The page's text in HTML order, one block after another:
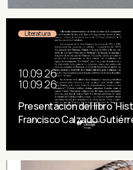
Literatura
10.09.26
10.09.26
Presentación del libro
Francisco Calzado